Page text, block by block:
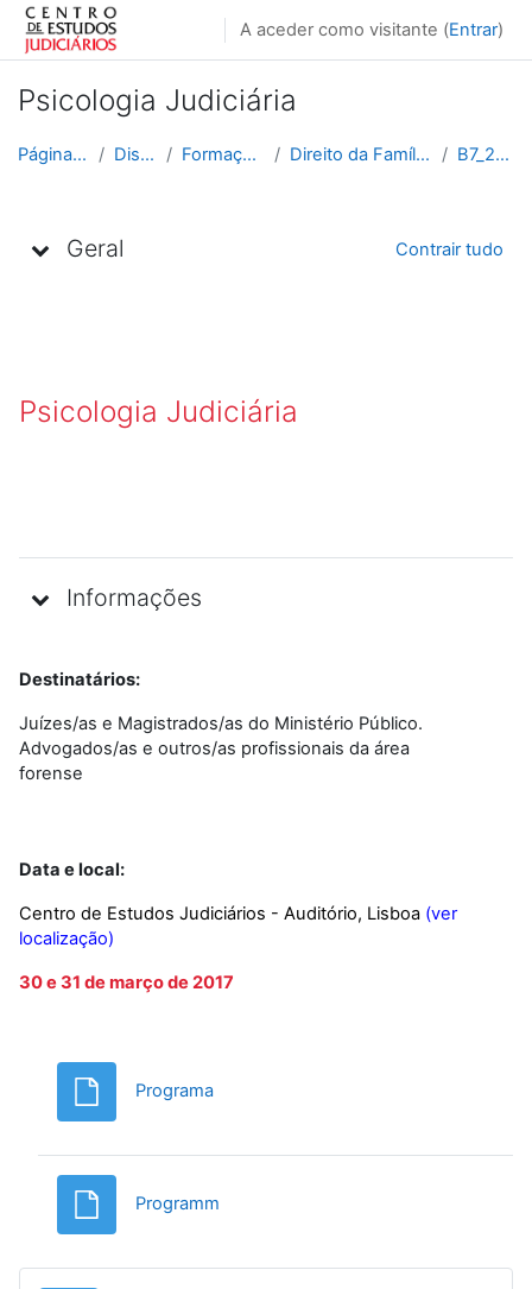
Ir para o conteúdo principal
A aceder como visitante (Entrar)
Psicologia Judiciária
Página principal Disciplinas Formação Contínua Direito da Família e das Crianças B7_2016_2017
Geral Contrair tudo
Psicologia Judiciária
Informações
Destinatários:
Juízes/as e Magistrados/as do Ministério Público.
Advogados/as e outros/as profissionais da área
forense
Data e local:
Centro de Estudos Judiciários - Auditório, Lisboa (ver
localização)
30 e 31 de março de 2017
ProgramaFicheiro
Programm